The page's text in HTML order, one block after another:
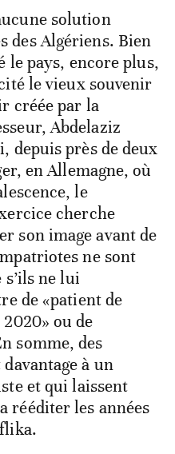
solution
des Algériens. Bien
le pays, encore plus,
le vieux souvenir
créée par la
Abdelaziz
depuis près de deux
en Allemagne, où
le
cherche
son image avant de
ne sont
s’ils ne lui
de «patient de
ou de
somme, des
à un
et qui laissent
rééditer les années